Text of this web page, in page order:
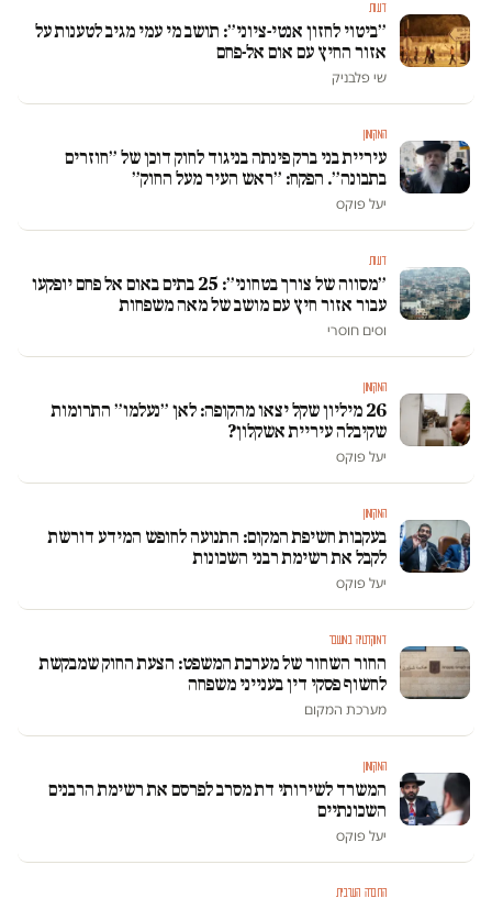
דעות
״ביטוי לחזון אנטי-ציוני״: תושב מי עמי מגיב לטענות על
אזור החיץ עם אום אל-פחם
שי פלבניק
המקומון
עיריית בני ברק פינתה בניגוד לחוק דוכן של ״חוזרים
בתבונה״. הפקח: ״ראש העיר מעל החוק״
יעל פוקס
דעות
״מסווה של צורך בטחוני״: 25 בתים באום אל פחם יופקעו
עבור אזור חיץ עם מושב של מאה משפחות
וסים חוסרי
המקומון
26 מיליון שקל יצאו מהקופה: לאן ״נעלמו״ התרומות
שקיבלה עיריית אשקלון?
יעל פוקס
המקומון
בעקבות חשיפת המקום: התנועה לחופש המידע דורשת
לקבל את רשימת רבני השכונות
יעל פוקס
דמוקרטיה במשבר
החור השחור של מערכת המשפט: הצעת החוק שמבקשת
לחשוף פסקי דין בענייני משפחה
מערכת המקום
המקומון
המשרד לשירותי דת מסרב לפרסם את רשימת הרבנים
השכונתיים
יעל פוקס
החברה הערבית